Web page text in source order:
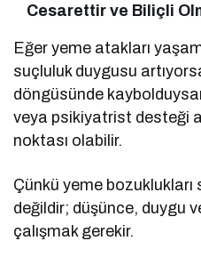
Cesarettir ve Biliçli
Eğer yeme atakları
suçluluk duygusu
döngüsünde
veya psikiyatrist desteği
noktası olabilir.
Çünkü yeme bozuklukları
değildir; düşünce, duygu
çalışmak gerekir.